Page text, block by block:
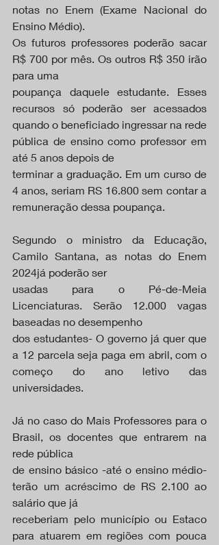
notas no Enem (Exame Nacional do
Ensino Médio).
Os futuros professores poderão sacar
R$ 700 por mês. Os outros R$ 350 irão
para uma
poupança daquele estudante. Esses
recursos só poderão ser acessados
quando o beneficiado ingressar na rede
pública de ensino como professor em
até 5 anos depois de
terminar a graduação. Em um curso de
4 anos, seriam RS 16.800 sem contar a
remuneração dessa poupança.
Segundo o ministro da Educação,
Camilo Santana, as notas do Enem
2024já poderão ser
usadas para o Pé-de-Meia
Licenciaturas. Serão 12.000 vagas
baseadas no desempenho
dos estudantes- O governo já quer que
a 12 parcela seja paga em abril, com o
começo do ano letivo das
universidades.
Já no caso do Mais Professores para o
Brasil, os docentes que entrarem na
rede pública
de ensino básico -até o ensino médio-
terão um acréscimo de RS 2.100 ao
salário que já
receberiam pelo município ou Estaco
para atuarem em regiões com pouca